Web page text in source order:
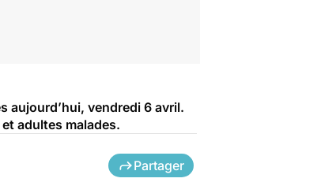
aujourd’hui, vendredi 6 avril.
adultes malades.
Partager